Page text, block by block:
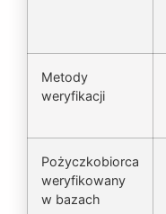
Metody
weryfikacji
Pożyczkobiorca
weryfikowany
w bazach